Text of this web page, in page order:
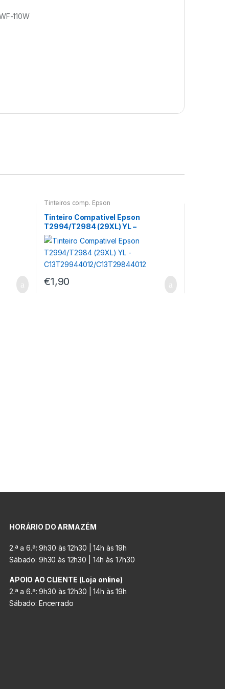
110W
Tinteiros comp. Epson
Tinteiro Compativel Epson
T2994/T2984 (29XL) YL –
C13T29944012/C13T29844012
€1,90
HORÁRIO DO ARMAZÉM
2.ª a 6.ª: 9h30 às 12h30 | 14h às 19h
Sábado: 9h30 às 12h30 | 14h às 17h30
APOIO AO CLIENTE (Loja online)
2.ª a 6.ª: 9h30 às 12h30 | 14h às 19h
Sábado: Encerrado